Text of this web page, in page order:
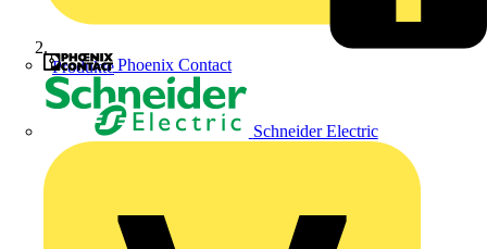
Phoenix Contact
Schneider Electric
Produkte